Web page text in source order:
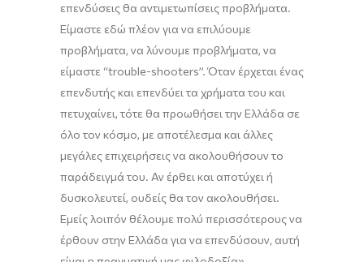
επενδύσεις θα αντιμετωπίσεις προβλήματα.
Είμαστε εδώ πλέον για να επιλύουμε
προβλήματα, να λύνουμε προβλήματα, να
είμαστε “trouble-shooters”.Όταν έρχεται ένας
επενδυτής και επενδύει τα χρήματα του και
πετυχαίνει, τότε θα προωθήσει την Ελλάδα σε
όλο τον κόσμο, με αποτέλεσμα και άλλες
μεγάλες επιχειρήσειςνα ακολουθήσουν το
παράδειγμά του. Αν έρθει και αποτύχει ή
δυσκολευτεί, ουδείς θα τον ακολουθήσει.
Εμείς λοιπόν θέλουμε πολύ περισσότερους να
έρθουν στην Ελλάδα για να επενδύσουν, αυτή